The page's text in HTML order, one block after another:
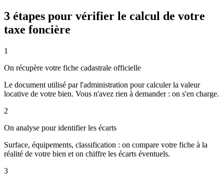
3 étapes pour vérifier le calcul de votre
taxe foncière
1
On récupère votre fiche cadastrale officielle
Le document utilisé par l'administration pour calculer la valeur
locative de votre bien. Vous n'avez rien à demander : on s'en charge.
2
On analyse pour identifier les écarts
Surface, équipements, classification : on compare votre fiche à la
réalité de votre bien et on chiffre les écarts éventuels.
3